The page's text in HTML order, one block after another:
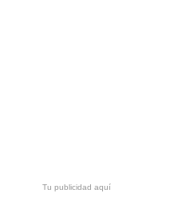
Tu publicidad aquí